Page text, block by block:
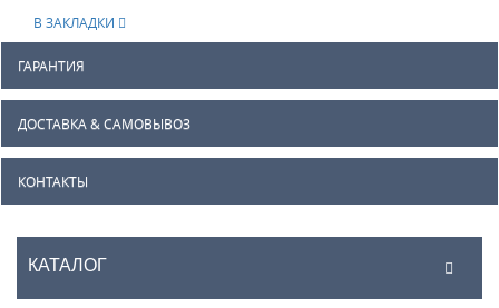
В ЗАКЛАДКИ
ГАРАНТИЯ
ДОСТАВКА & САМОВЫВОЗ
КОНТАКТЫ
КАТАЛОГ